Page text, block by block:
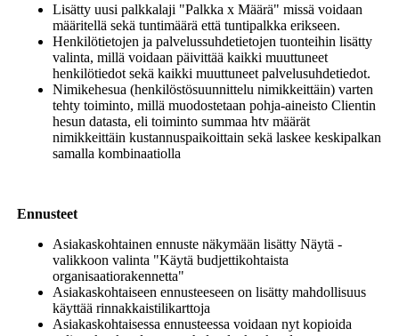
Lisätty uusi palkkalaji "Palkka x Määrä" missä voidaan
määritellä sekä tuntimäärä että tuntipalkka erikseen.
Henkilötietojen ja palvelussuhdetietojen tuonteihin lisätty
valinta, millä voidaan päivittää kaikki muuttuneet
henkilötiedot sekä kaikki muuttuneet palvelusuhdetiedot.
Nimikehesua (henkilöstösuunnittelu nimikkeittäin) varten
tehty toiminto, millä muodostetaan pohja-aineisto Clientin
hesun datasta, eli toiminto summaa htv määrät
nimikkeittäin kustannuspaikoittain sekä laskee keskipalkan
samalla kombinaatiolla
Ennusteet
Asiakaskohtainen ennuste näkymään lisätty Näytä -
valikkoon valinta "Käytä budjettikohtaista
organisaatiorakennetta"
Asiakaskohtaiseen ennusteeseen on lisätty mahdollisuus
käyttää rinnakkaistilikarttoja
Asiakaskohtaisessa ennusteessa voidaan nyt kopioida